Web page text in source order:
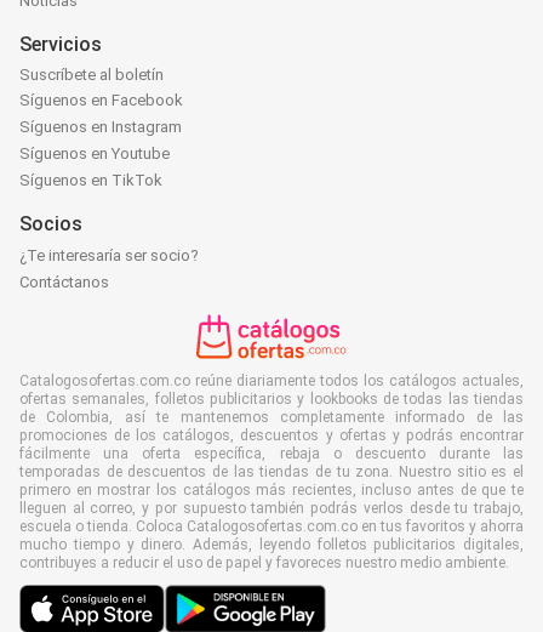
Servicios
Suscríbete al boletín
Síguenos en Facebook
Síguenos en Instagram
Síguenos en Youtube
Síguenos en TikTok
Socios
¿Te interesaría ser socio?
Contáctanos
Catalogosofertas.com.co reúne diariamente todos los catálogos actuales,
ofertas semanales, folletos publicitarios y lookbooks de todas las tiendas
de Colombia, así te mantenemos completamente informado de las
promociones de los catálogos, descuentos y ofertas y podrás encontrar
fácilmente una oferta específica, rebaja o descuento durante las
temporadas de descuentos de las tiendas de tu zona. Nuestro sitio es el
primero en mostrar los catálogos más recientes, incluso antes de que te
lleguen al correo, y por supuesto también podrás verlos desde tu trabajo,
escuela o tienda. Coloca Catalogosofertas.com.co en tus favoritos y ahorra
mucho tiempo y dinero. Además, leyendo folletos publicitarios digitales,
contribuyes a reducir el uso de papel y favoreces nuestro medio ambiente.